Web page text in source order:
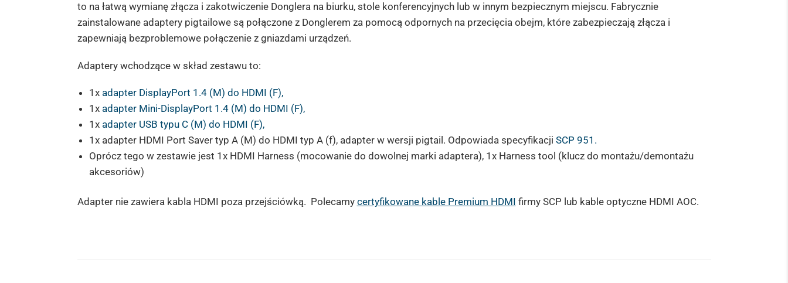
to na łatwą wymianę złącza i zakotwiczenie Donglera na biurku, stole konferencyjnych lub w innym bezpiecznym miejscu. Fabrycznie
zainstalowane adaptery pigtailowe są połączone z Donglerem za pomocą odpornych na przecięcia obejm, które zabezpieczają złącza i
zapewniają bezproblemowe połączenie z gniazdami urządzeń.
Adaptery wchodzące w skład zestawu to:
1x adapter DisplayPort 1.4 (M) do HDMI (F),
1x adapter Mini-DisplayPort 1.4 (M) do HDMI (F),
1x adapter USB typu C (M) do HDMI (F),
1x adapter HDMI Port Saver typ A (M) do HDMI typ A (f), adapter w wersji pigtail. Odpowiada specyfikacji SCP 951.
Oprócz tego w zestawie jest 1x HDMI Harness (mocowanie do dowolnej marki adaptera), 1x Harness tool (klucz do montażu/demontażu
akcesoriów)
Adapter nie zawiera kabla HDMI poza przejściówką. Polecamy certyfikowane kable Premium HDMI firmy SCP lub kable optyczne HDMI AOC.